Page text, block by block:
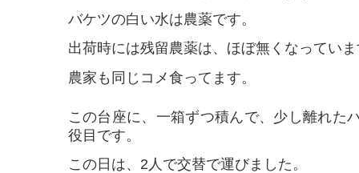
バケツの白い水は農薬です。
出荷時には残留農薬は、ほぼ無くなってい
農家も同じコメ食ってます。
この台座に、一箱ずつ積んで、少し離れた
役目です。
この日は、2人で交替で運びました。